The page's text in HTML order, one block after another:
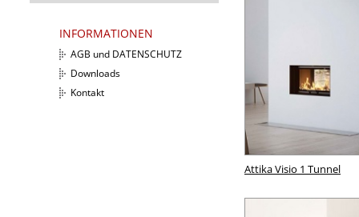
Attika Visio 1 Tunnel
INFORMATIONEN
AGB und DATENSCHUTZ
Downloads
Kontakt